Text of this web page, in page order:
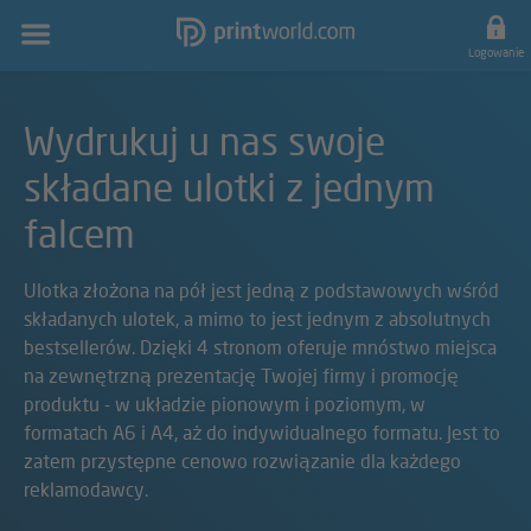
Główna
nawigacja Logowanie
Wydrukuj u nas swoje
składane ulotki z jednym
falcem
Ulotka złożona na pół jest jedną z podstawowych wśród
składanych ulotek, a mimo to jest jednym z absolutnych
bestsellerów. Dzięki 4 stronom oferuje mnóstwo miejsca
na zewnętrzną prezentację Twojej firmy i promocję
produktu - w układzie pionowym i poziomym, w
formatach A6 i A4, aż do indywidualnego formatu. Jest to
zatem przystępne cenowo rozwiązanie dla każdego
reklamodawcy.